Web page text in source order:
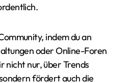
indem du an
oder Online-Foren
nicht nur, über Trends
fördert auch die